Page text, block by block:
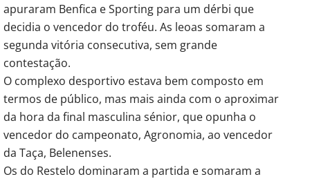
apuraram Benfica e Sporting para um dérbi que
decidia o vencedor do troféu. As leoas somaram a
segunda vitória consecutiva, sem grande
contestação.
O complexo desportivo estava bem composto em
termos de público, mas mais ainda com o aproximar
da hora da final masculina sénior, que opunha o
vencedor do campeonato, Agronomia, ao vencedor
da Taça, Belenenses.
Os do Restelo dominaram a partida e somaram a